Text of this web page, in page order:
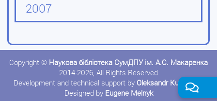
2007
Copyright © Наукова бібліотека СумДПУ ім. А.С. Макаренка
2014-2026, All Rights Reserved
Development and technical support by Oleksandr Kushnerov
Designed by Eugene Melnyk